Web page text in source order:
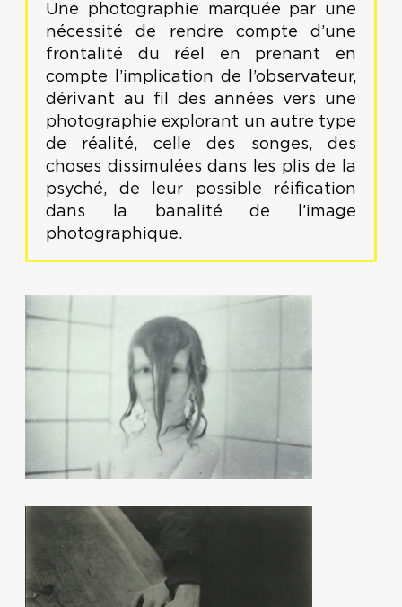
Une photographie marquée par une
nécessité de rendre compte d’une
frontalité du réel en prenant en
compte l’implication de l’observateur,
dérivant au fil des années vers une
photographie explorant un autre type
de réalité, celle des songes, des
choses dissimulées dans les plis de la
psyché, de leur possible réification
dans la banalité de l’image
photographique.